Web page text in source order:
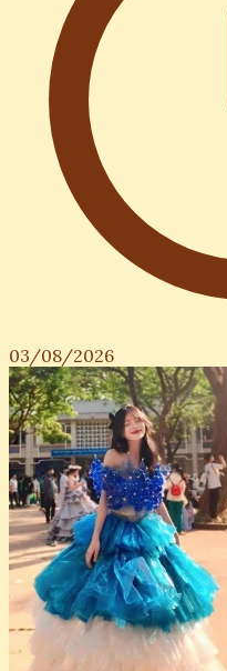
03/08/2026